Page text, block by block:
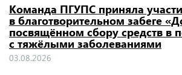
Команда ПГУПС приняла
в благотворительном забеге
посвящённом сбору средств в
с тяжёлыми заболеваниями
03.08.2026